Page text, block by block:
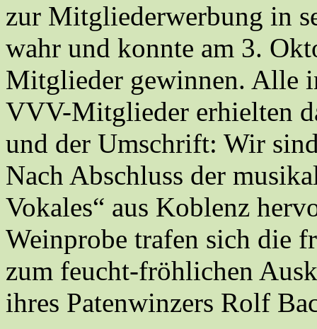
zur Mitgliederwerbung in
wahr und konnte am 3.
Mitglieder gewinnen. Alle
VVV-Mitglieder erhielten
und der Umschrift: Wir
Nach Abschluss der
Vokales“ aus Koblenz
Weinprobe trafen sich die
zum feucht-fröhlichen
ihres Patenwinzers Rolf